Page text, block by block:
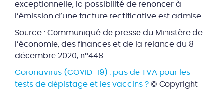
exceptionnelle, la possibilité de renoncer à
l’émission d’une facture rectificative est admise.
Source : Communiqué de presse du Ministère de
l’économie, des finances et de la relance du 8
décembre 2020, n°448
Coronavirus (COVID-19) : pas de TVA pour les
tests de dépistage et les vaccins ? © Copyright